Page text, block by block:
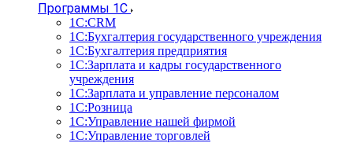
Программы 1С
1С:CRM
1С:Бухгалтерия государственного учреждения
1С:Бухгалтерия предприятия
1С:Зарплата и кадры государственного
учреждения
1С:Зарплата и управление персоналом
1С:Розница
1С:Управление нашей фирмой
1С:Управление торговлей